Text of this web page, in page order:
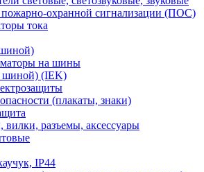
охранной сигнализации (ПОС)
тока
на шины
(IEK)
(плакаты, знаки)
вилки, разъемы, аксессуары
IP44